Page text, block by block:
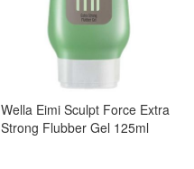
Wella Eimi Sculpt Force Extra
Strong Flubber Gel 125ml